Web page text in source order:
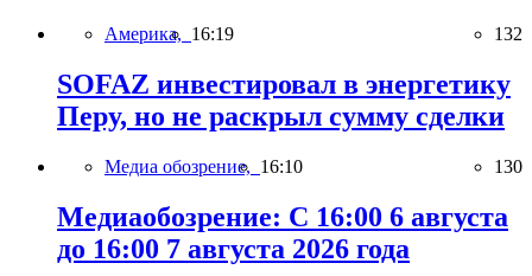
Америка, 16:19 132
SOFAZ инвестировал в энергетику
Перу, но не раскрыл сумму сделки
Медиа обозрение, 16:10 130
Медиаобозрение: С 16:00 6 августа
до 16:00 7 августа 2026 года